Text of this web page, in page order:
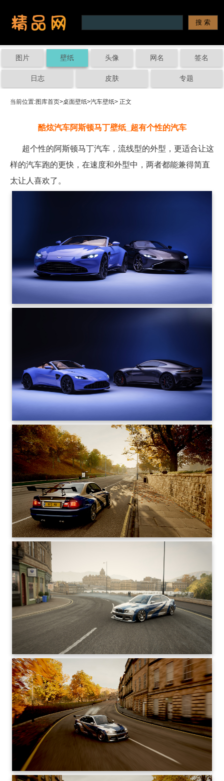
图片 壁纸 头像 网名 签名
日志 皮肤 专题
当前位置:图库首页>桌面壁纸>汽车壁纸> 正文
酷炫汽车阿斯顿马丁壁纸_超有个性的汽车
超个性的阿斯顿马丁汽车，流线型的外型，更适合让这
样的汽车跑的更快，在速度和外型中，两者都能兼得简直
太让人喜欢了。